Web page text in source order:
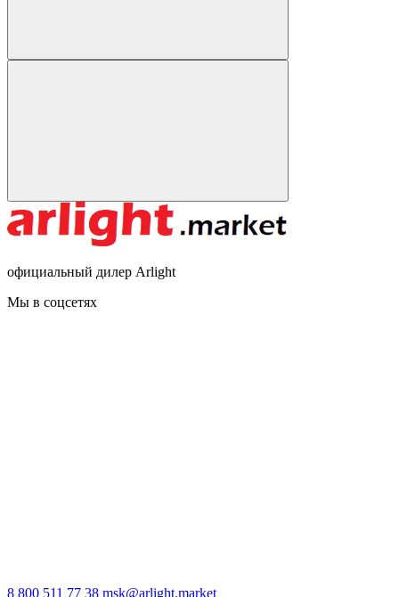
официальный дилер Arlight
Мы в соцсетях
8 800 511 77 38 msk@arlight.market